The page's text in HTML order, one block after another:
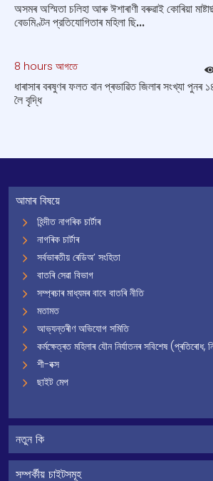
অসমৰ অস্মিতা চলিহা আৰু ঈশাৰাণী বৰুৱাই কোৰিয়া
বেডমিণ্টন প্রতিযোগিতাৰ মহিলা ছি...
8 hours আগতে
ধাৰাসাৰ বৰষুণৰ ফলত বান প্ৰভাৱিত জিলাৰ সংখ্যা পুনৰ
লৈ বৃদ্ধি
আমাৰ বিষয়ে
হিন্দীত নাগৰিক চাৰ্টাৰ
নাগৰিক চাৰ্টাৰ
সৰ্বভাৰতীয় ৰেডিঅ’ সংহিতা
বাতৰি সেৱা বিভাগ
সম্প্ৰচাৰ মাধ্যমৰ বাবে বাতৰি নীতি
মতামত
আভ্যন্তৰীণ অভিযোগ সমিতি
কৰ্মক্ষেত্ৰত মহিলাৰ যৌন নিৰ্যাতনৰ সবিশেষ (প্ৰতিৰোধ,
শী-বক্স
ছাইট মেপ
নতুন কি
সম্পৰ্কীয় চাইটসমূহ